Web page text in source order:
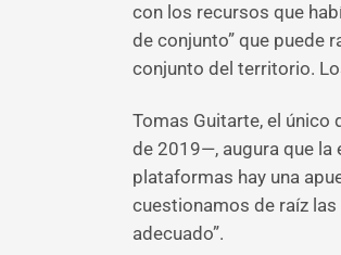
con los recursos que
de conjunto” que puede
conjunto del territorio.
Tomas Guitarte, el
de 2019—, augura que la
plataformas hay una
cuestionamos de raíz
adecuado”.